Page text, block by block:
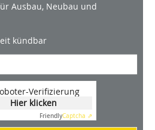
Ausbau, Neubau und
kündbar
Verifizierung
Hier klicken
FriendlyCaptcha ⇗